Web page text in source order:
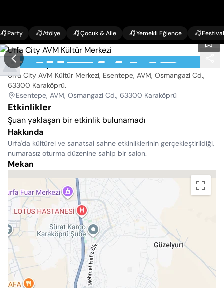
Party Atölye Çocuk & Aile Yemekli Eğlence Festival
Urfa City AVM Kültür Merkezi
Urfa City AVM Kültür Merkezi, Esentepe, AVM, Osmangazi Cd.,
63300 Karaköprü.
Esentepe, AVM, Osmangazi Cd., 63300 Karaköprü
Etkinlikler
Şuan yaklaşan bir etkinlik bulunamadı
Hakkında
Urfa'da kültürel ve sanatsal sahne etkinliklerinin gerçekleştirildiği,
numarasız oturma düzenine sahip bir salon.
Mekan